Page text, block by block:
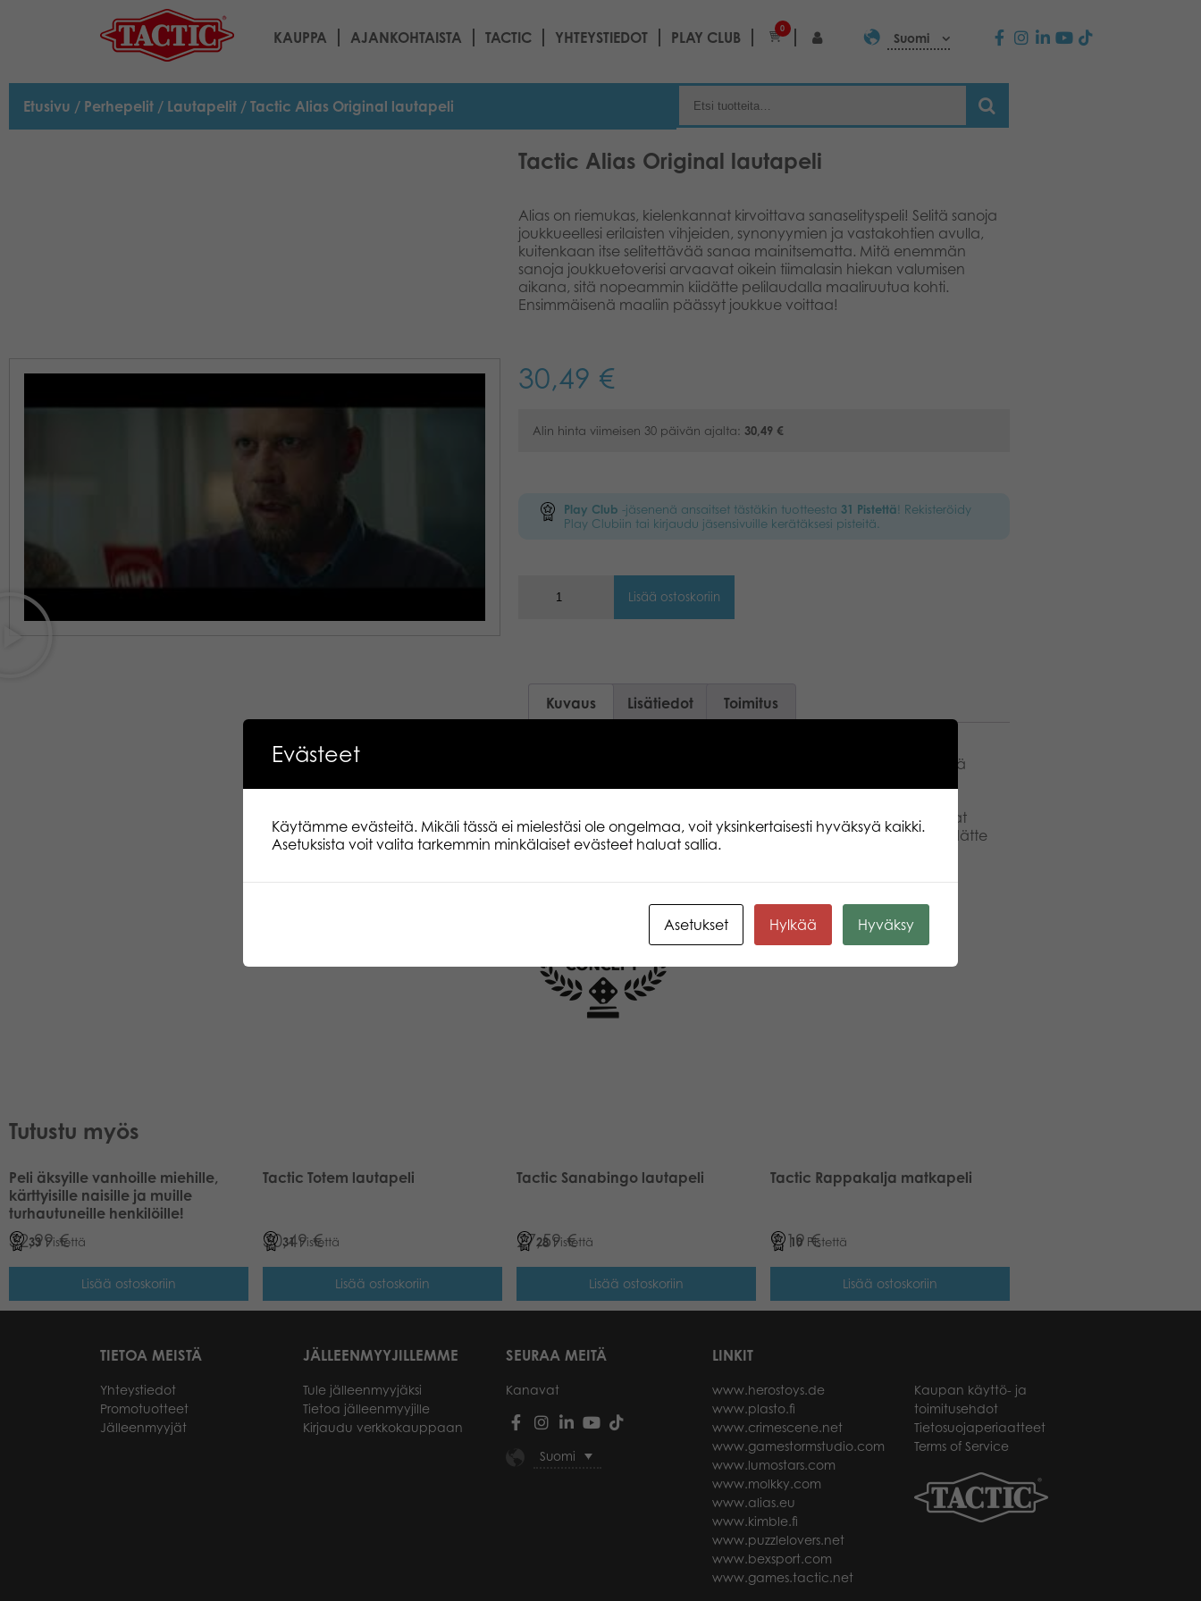
KAUPPA AJANKOHTAISTA TACTIC YHTEYSTIEDOT PLAY CLUB
0
Suomi
Etusivu / Perhepelit / Lautapelit / Tactic Alias Original lautapeli
Tactic Alias Original lautapeli
Alias on riemukas, kielenkannat kirvoittava sanaselityspeli! Selitä sanoja
joukkueellesi erilaisten vihjeiden, synonyymien ja vastakohtien avulla,
kuitenkaan itse selitettävää sanaa mainitsematta. Mitä enemmän
sanoja joukkuetoverisi arvaavat oikein tiimalasin hiekan valumisen
aikana, sitä nopeammin kiidätte pelilaudalla maaliruutua kohti.
Ensimmäisenä maaliin päässyt joukkue voittaa!
30,49 €
Alin hinta viimeisen 30 päivän ajalta: 30,49 €
Play Club -jäsenenä ansaitset tästäkin tuotteesta 31 Pistettä! Rekisteröidy
Play Clubiin tai kirjaudu jäsensivuille kerätäksesi pisteitä.
Lisää ostoskoriin
Kuvaus Lisätiedot Toimitus
Alias on riemukas, kielenkannat kirvoittava sanaselityspeli! Selitä
mainitsematta. Mitä enemmän sanoja joukkuetoverisi arvaavat
oikein tiimalasin hiekan valumisen aikana, sitä nopeammin kiidätte
pelilaudalla maaliruutua kohti. Ensimmäisenä maaliin päässyt
lisättyä todellisuutta.
Tutustu myös
Peli äksyille vanhoille miehille,
kärttyisille naisille ja muille
turhautuneille henkilöille!
32,99€
33 Pistettä
Lisää ostoskoriin
Tactic Totem lautapeli
30,49€
31 Pistettä
Lisää ostoskoriin
Tactic Sanabingo lautapeli
27,59€
28 Pistettä
Lisää ostoskoriin
Tactic Rappakalja matkapeli
9,19€
10 Pistettä
Lisää ostoskoriin
TIETOA MEISTÄ
Yhteystiedot
Promotuotteet
Jälleenmyyjät
JÄLLEENMYYJILLEMME
Tule jälleenmyyjäksi
Tietoa jälleenmyyjille
Kirjaudu verkkokauppaan
SEURAA MEITÄ
Kanavat
Suomi
LINKIT
www.herostoys.de
www.plasto.fi
www.crimescene.net
www.gamestormstudio.com
www.lumostars.com
www.molkky.com
www.alias.eu
www.kimble.fi
www.puzzlelovers.net
www.bexsport.com
www.games.tactic.net
Kaupan käyttö- ja
toimitusehdot
Tietosuojaperiaatteet
Terms of Service
Evästeet
Käytämme evästeitä. Mikäli tässä ei mielestäsi ole ongelmaa, voit yksinkertaisesti hyväksyä kaikki.
Asetuksista voit valita tarkemmin minkälaiset evästeet haluat sallia.
Asetukset Hylkää Hyväksy